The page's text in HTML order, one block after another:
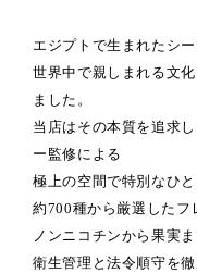
エジプトで生まれたシー
世界中で親しまれる文
ました。
当店はその本質を追求
ー監修による
極上の空間で特別なひ
約700種から厳選したフ
ノンニコチンから果実
衛生管理と法令順守を徹